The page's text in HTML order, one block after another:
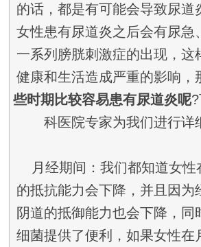
的话，都是有可能会导致尿道
女性患有尿道炎之后会有尿急
一系列膀胱刺激症的出现，这
健康和生活造成严重的影响，
些时期比较容易患有尿道炎呢
科医院专家为我们进行详
月经期间：我们都知道女性
的抵抗能力会下降，并且因为
阴道的抵御能力也会下降，同
细菌提供了便利，如果女性在